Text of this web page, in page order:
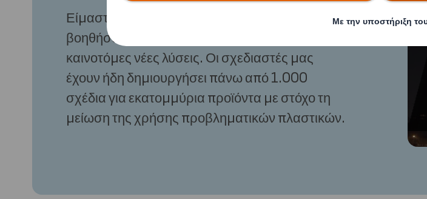
Είμαστε 100% αφοσιωμένοι στο να
βοηθήσουμε τους πελάτες μας να βρουν
καινοτόμες νέες λύσεις. Οι σχεδιαστές μας
έχουν ήδη δημιουργήσει πάνω από 1.000
σχέδια για εκατομμύρια προϊόντα με στόχο τη
μείωση της χρήσης προβληματικών πλαστικών.